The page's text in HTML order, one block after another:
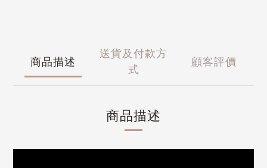
商品描述
送貨及付款方
式
顧客評價
商品描述